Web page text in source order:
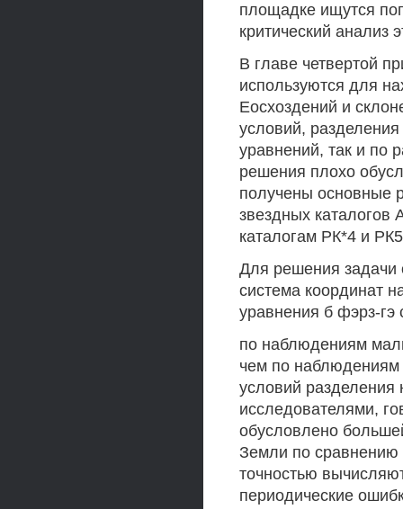
площадке ищутся
критический анализ
В главе четвертой
используются для
Еосхоздений и
условий,
уравнений, так и по
решения плохо
получены основные
звездных
каталогам РК*4 и
Для решения задачи
система координат
уравнения б фэрз-гэ
по наблюдениям
чем по наблюдениям
условий разделения
исследователями,
обусловлено
Земли по сравнению
точностью
периодические